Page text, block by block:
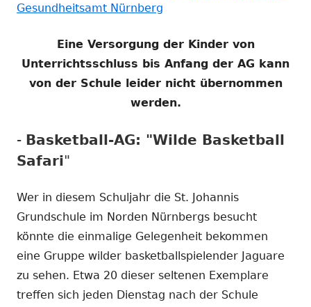
Gesundheitsamt Nürnberg
Eine Versorgung der Kinder von
Unterrichtsschluss bis Anfang der AG kann
von der Schule leider nicht übernommen
werden.
- Basketball-AG: "Wilde Basketball
Safari"
Wer in diesem Schuljahr die St. Johannis
Grundschule im Norden Nürnbergs besucht
könnte die einmalige Gelegenheit bekommen
eine Gruppe wilder basketballspielender Jaguare
zu sehen. Etwa 20 dieser seltenen Exemplare
treffen sich jeden Dienstag nach der Schule